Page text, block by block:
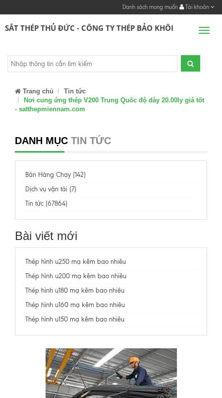
Danh sách mong muốn Tài khoản
SẮT THÉP THỦ ĐỨC - CÔNG TY THÉP BẢO KHÔI
Trang chủ
Tin tức
Nơi cung ứng thép V200 Trung Quốc độ dày 20.00ly giá tốt
- satthepmiennam.com
DANH MỤC TIN TỨC
Bán Hàng Chạy (142)
Dịch vụ vận tải (7)
Tin tức (67864)
Bài viết mới
Thép hình u250 mạ kẽm bao nhiêu
Thép hình u200 mạ kẽm bao nhiêu
Thép hình u180 mạ kẽm bao nhiêu
Thép hình u160 mạ kẽm bao nhiêu
Thép hình u150 mạ kẽm bao nhiêu